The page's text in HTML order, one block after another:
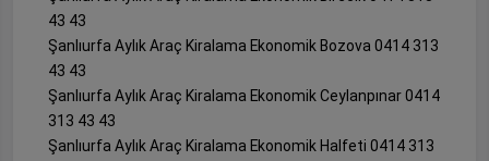
43 43
Şanlıurfa Aylık Araç Kiralama Ekonomik Bozova 0414 313
43 43
Şanlıurfa Aylık Araç Kiralama Ekonomik Ceylanpınar 0414
313 43 43
Şanlıurfa Aylık Araç Kiralama Ekonomik Halfeti 0414 313